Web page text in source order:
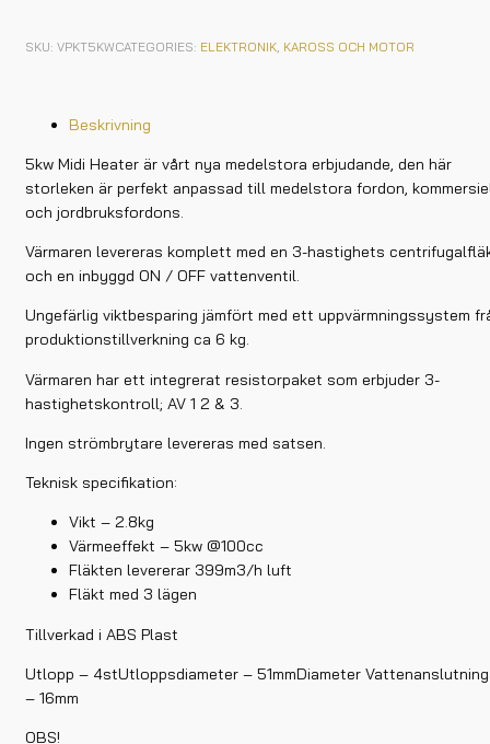
SKU: VPKT5KWCATEGORIES: ELEKTRONIK, KAROSS OCH MOTOR
Beskrivning
5kw Midi Heater är vårt nya medelstora erbjudande, den här
storleken är perfekt anpassad till medelstora fordon,
och jordbruksfordons.
Värmaren levereras komplett med en 3-hastighets
och en inbyggd ON / OFF vattenventil.
Ungefärlig viktbesparing jämfört med ett uppvärmningssystem
produktionstillverkning ca 6 kg.
Värmaren har ett integrerat resistorpaket som erbjuder 3-
hastighetskontroll; AV 1 2 & 3.
Ingen strömbrytare levereras med satsen.
Teknisk specifikation:
Vikt – 2.8kg
Värmeeffekt – 5kw @100cc
Fläkten levererar 399m3/h luft
Fläkt med 3 lägen
Tillverkad i ABS Plast
Utlopp – 4stUtloppsdiameter – 51mmDiameter
– 16mm
OBS!